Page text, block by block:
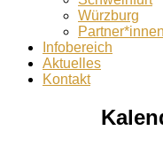
Würzburg
Partner*innen
Infobereich
Aktuelles
Kontakt